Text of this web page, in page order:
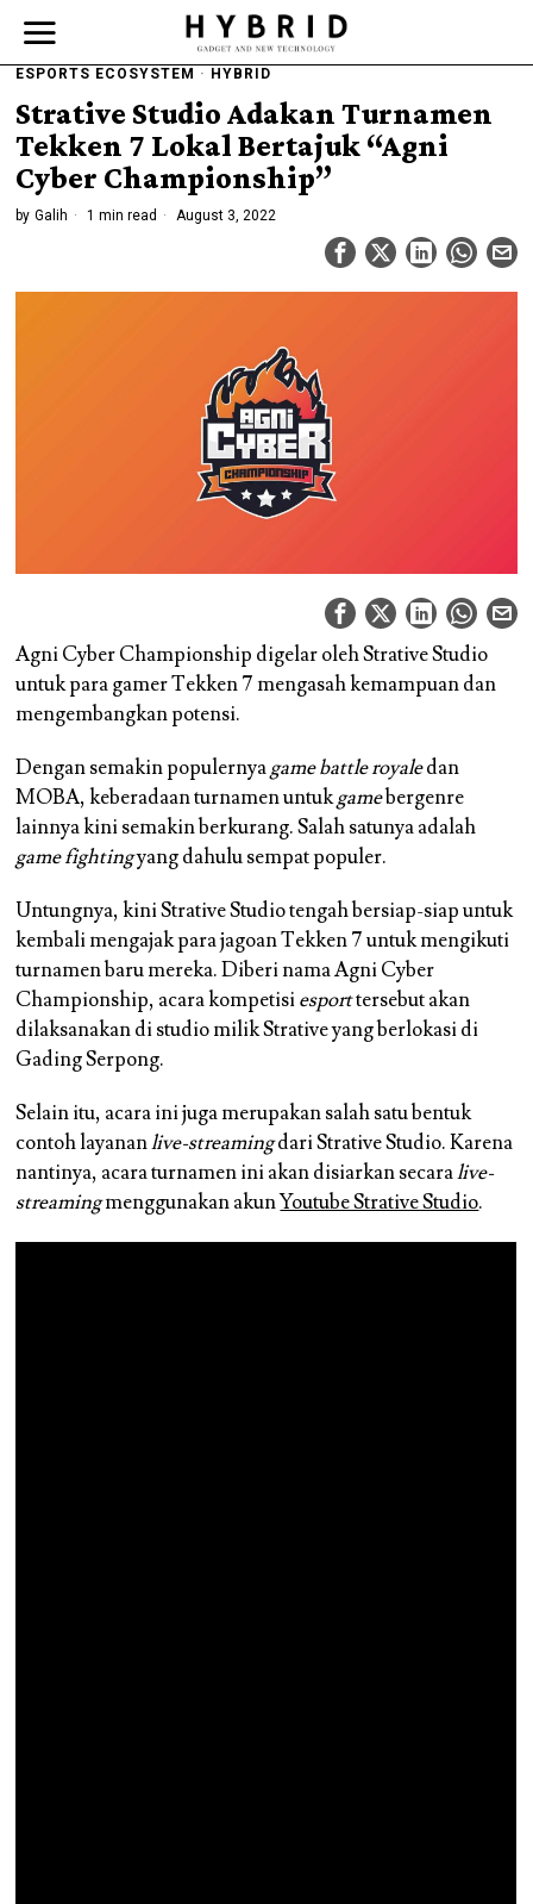
ESPORTS ECOSYSTEM · HYBRID
Strative Studio Adakan Turnamen
Tekken 7 Lokal Bertajuk “Agni
Cyber Championship”
by Galih 1 min read August 3, 2022
Agni Cyber Championship digelar oleh Strative Studio
untuk para gamer Tekken 7 mengasah kemampuan dan
mengembangkan potensi.
Dengan semakin populernyagame battle royaledan
MOBA, keberadaan turnamen untukgamebergenre
lainnya kini semakin berkurang. Salah satunya adalah
game fightingyang dahulu sempat populer.
Untungnya, kini Strative Studio tengah bersiap-siap untuk
kembali mengajak para jagoan Tekken 7 untuk mengikuti
turnamen baru mereka. Diberi nama Agni Cyber
Championship, acara kompetisiesporttersebut akan
dilaksanakan di studio milik Strative yang berlokasi di
Gading Serpong.
Selain itu, acara ini juga merupakan salah satu bentuk
contoh layananlive-streamingdari Strative Studio. Karena
nantinya, acara turnamen ini akan disiarkan secaralive-
streamingmenggunakan akunYoutube Strative Studio.